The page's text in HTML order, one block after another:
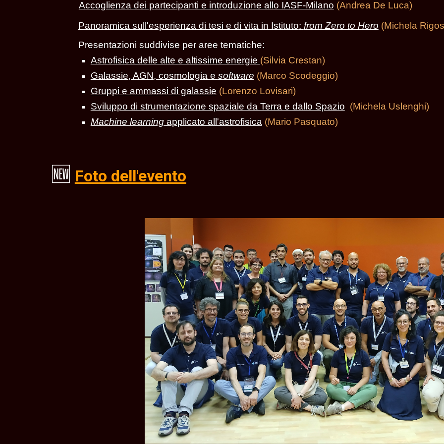
Accoglienza dei partecipanti e introduzione allo IASF-Milano (Andrea De Luca)
Panoramica sull'esperienza di tesi e di vita in Istituto: from Zero to Hero (Michela
Presentazioni suddivise per aree tematiche:
Astrofisica delle alte e altissime energie (Silvia Crestan)
Galassie, AGN, cosmologia e software (Marco Scodeggio)
Gruppi e ammassi di galassie (Lorenzo Lovisari)
Sviluppo di strumentazione spaziale da Terra e dallo Spazio (Michela Uslenghi)
Machine learningapplicato all'astrofisica (Mario Pasquato)
🆕 Foto dell'evento